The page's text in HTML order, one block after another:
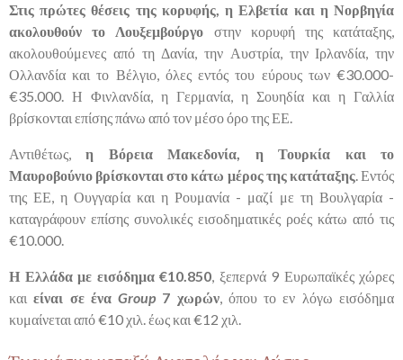
Στις πρώτες θέσεις της κορυφής, η Ελβετία και η Νορβηγία
ακολουθούν το Λουξεμβούργο στην κορυφή της κατάταξης,
ακολουθούμενες από τη Δανία, την Αυστρία, την Ιρλανδία, την
Ολλανδία και το Βέλγιο, όλες εντός του εύρους των €30.000-
€35.000. Η Φινλανδία, η Γερμανία, η Σουηδία και η Γαλλία
βρίσκονται επίσης πάνω από τον μέσο όρο της ΕΕ.
Αντιθέτως,η Βόρεια Μακεδονία, η Τουρκία και το
Μαυροβούνιο βρίσκονται στο κάτω μέρος της κατάταξης. Εντός
της ΕΕ, η Ουγγαρία και η Ρουμανία - μαζί με τη Βουλγαρία -
καταγράφουν επίσης συνολικές εισοδηματικές ροές κάτω από τις
€10.000.
Η Ελλάδα με εισόδημα €10.850, ξεπερνά 9 Ευρωπαϊκές χώρες
καιείναι σε έναGroup 7 χωρών, όπου το εν λόγω εισόδημα
κυμαίνεται από €10 χιλ. έως και €12 χιλ.